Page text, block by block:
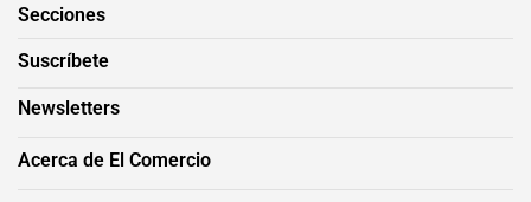
Secciones
Suscríbete
Newsletters
Acerca de El Comercio